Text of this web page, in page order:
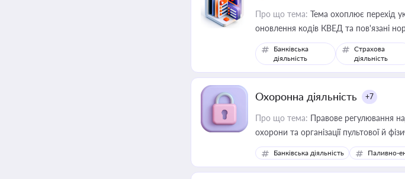
Про що тема: Тема охоплює перехід
оновлення кодів КВЕД та пов'язані
Банківська
діяльність
Страхова
діяльність
Охоронна діяльність +7
Про що тема: Правове регулювання
охорони та організації пультової й
Банківська діяльність Паливно-